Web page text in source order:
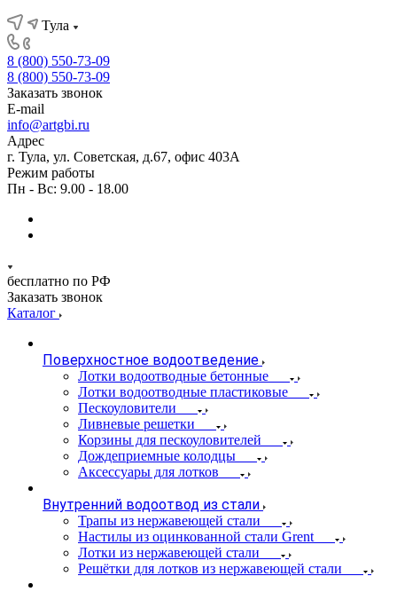
Тула
8 (800) 550-73-09
8 (800) 550-73-09
Заказать звонок
E-mail
info@artgbi.ru
Адрес
г. Тула, ул. Советская, д.67, офис 403А
Режим работы
Пн - Вс: 9.00 - 18.00
бесплатно по РФ
Заказать звонок
Каталог
Поверхностное водоотведение
Лотки водоотводные бетонные
Лотки водоотводные пластиковые
Пескоуловители
Ливневые решетки
Корзины для пескоуловителей
Дождеприемные колодцы
Аксессуары для лотков
Внутренний водоотвод из стали
Трапы из нержавеющей стали
Настилы из оцинкованной стали Grent
Лотки из нержавеющей стали
Решётки для лотков из нержавеющей стали